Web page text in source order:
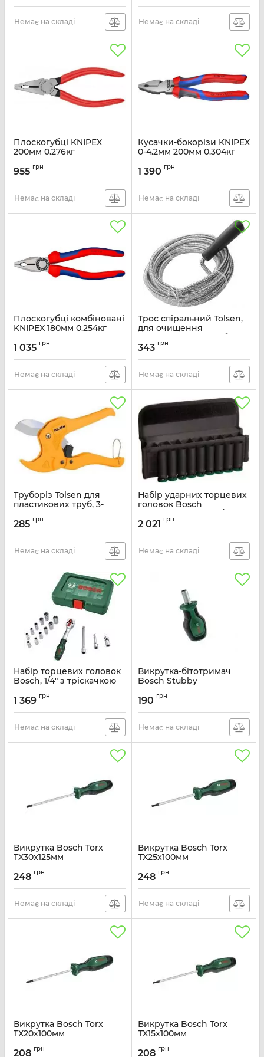
Артикул: 03-06-180
Немає на складі Немає на складі
Плоскогубці KNIPEX
200мм 0.276кг
955 грн
Немає на складі
Кусачки-бокорізи KNIPEX
0-4.2мм 200мм 0.304кг
1 390 грн
Немає на складі
Плоскогубці комбіновані
KNIPEX 180мм 0.254кг
1 035 грн
Немає на складі
Трос спіральний Tolsen,
для очищення
каналізаційних труб,
5мx9мм
Артикул: 50101T
343 грн
Немає на складі
Труборіз Tolsen для
пластикових труб, 3-
Артикул:
285 грн
Немає на складі
Набір ударних торцевих
головок Bosch
Professional Deep 1/2"
9шт
Артикул: 2.608.003.039
2 021 грн
Немає на складі
Набір торцевих головок
Bosch, 1/4" з тріскачкою
Артикул:
1 369 грн
Немає на складі
Викрутка-бітотримач
Bosch Stubby
190 грн
Немає на складі
Викрутка Bosch Torx
TX30x125мм
248 грн
Немає на складі
Викрутка Bosch Torx
TX25x100мм
248 грн
Немає на складі
Викрутка Bosch Torx
TX20x100мм
208 грн
Викрутка Bosch Torx
TX15x100мм
208 грн